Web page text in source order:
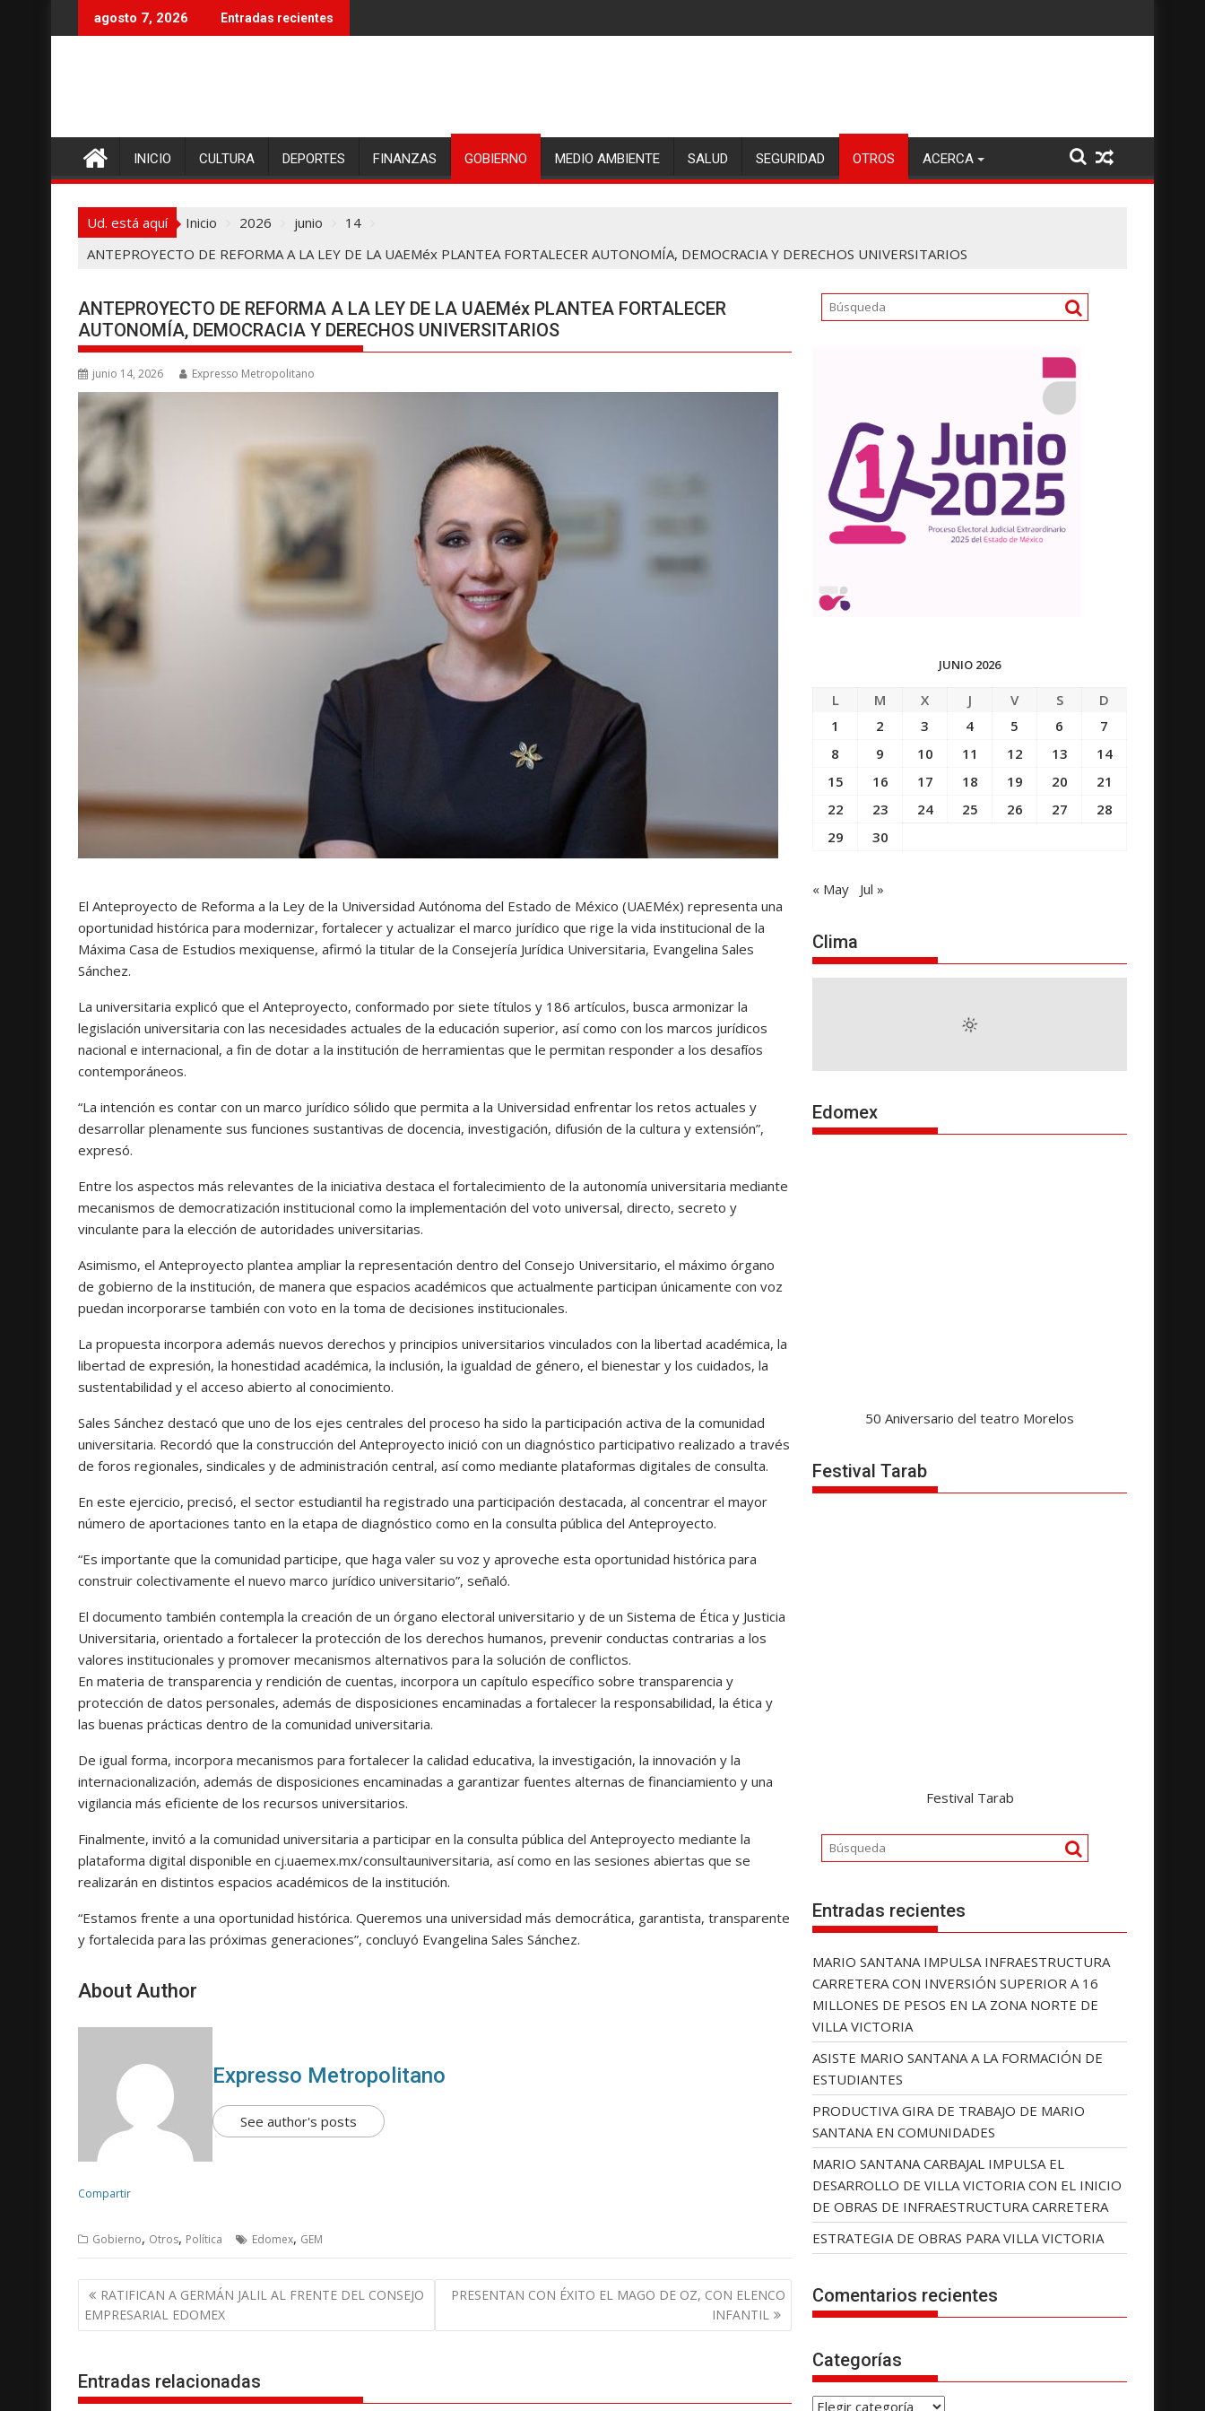
r
n
e
agosto 7, 2026 Entradas recientes
INICIO CULTURA DEPORTES FINANZAS GOBIERNO MEDIO AMBIENTE SALUD SEGURIDAD OTROS ACERCA
Ud. está aquí Inicio 2026 junio
14
ANTEPROYECTO DE REFORMA A LA LEY DE LA UAEMéx PLANTEA FORTALECER AUTONOMÍA, DEMOCRACIA Y DERECHOS UNIVERSITARIOS
ANTEPROYECTO DE REFORMA A LA LEY DE LA UAEMéx PLANTEA FORTALECER
AUTONOMÍA, DEMOCRACIA Y DERECHOS UNIVERSITARIOS
junio 14, 2026 Expresso Metropolitano
El Anteproyecto de Reforma a la Ley de la Universidad Autónoma del Estado de México (UAEMéx) representa una
oportunidad histórica para modernizar, fortalecer y actualizar el marco jurídico que rige la vida institucional de la
Máxima Casa de Estudios mexiquense, afirmó la titular de la Consejería Jurídica Universitaria, Evangelina Sales
Sánchez.
La universitaria explicó que el Anteproyecto, conformado por siete títulos y 186 artículos, busca armonizar la
legislación universitaria con las necesidades actuales de la educación superior, así como con los marcos jurídicos
nacional e internacional, a fin de dotar a la institución de herramientas que le permitan responder a los desafíos
contemporáneos.
“La intención es contar con un marco jurídico sólido que permita a la Universidad enfrentar los retos actuales y
desarrollar plenamente sus funciones sustantivas de docencia, investigación, difusión de la cultura y extensión”,
expresó.
Entre los aspectos más relevantes de la iniciativa destaca el fortalecimiento de la autonomía universitaria mediante
mecanismos de democratización institucional como la implementación del voto universal, directo, secreto y
vinculante para la elección de autoridades universitarias.
Asimismo, el Anteproyecto plantea ampliar la representación dentro del Consejo Universitario, el máximo órgano
de gobierno de la institución, de manera que espacios académicos que actualmente participan únicamente con voz
puedan incorporarse también con voto en la toma de decisiones institucionales.
La propuesta incorpora además nuevos derechos y principios universitarios vinculados con la libertad académica, la
libertad de expresión, la honestidad académica, la inclusión, la igualdad de género, el bienestar y los cuidados, la
sustentabilidad y el acceso abierto al conocimiento.
Sales Sánchez destacó que uno de los ejes centrales del proceso ha sido la participación activa de la comunidad
universitaria. Recordó que la construcción del Anteproyecto inició con un diagnóstico participativo realizado a través
de foros regionales, sindicales y de administración central, así como mediante plataformas digitales de consulta.
En este ejercicio, precisó, el sector estudiantil ha registrado una participación destacada, al concentrar el mayor
número de aportaciones tanto en la etapa de diagnóstico como en la consulta pública del Anteproyecto.
“Es importante que la comunidad participe, que haga valer su voz y aproveche esta oportunidad histórica para
construir colectivamente el nuevo marco jurídico universitario”, señaló.
El documento también contempla la creación de un órgano electoral universitario y de un Sistema de Ética y Justicia
Universitaria, orientado a fortalecer la protección de los derechos humanos, prevenir conductas contrarias a los
valores institucionales y promover mecanismos alternativos para la solución de conflictos.
En materia de transparencia y rendición de cuentas, incorpora un capítulo específico sobre transparencia y
protección de datos personales, además de disposiciones encaminadas a fortalecer la responsabilidad, la ética y
las buenas prácticas dentro de la comunidad universitaria.
De igual forma, incorpora mecanismos para fortalecer la calidad educativa, la investigación, la innovación y la
internacionalización, además de disposiciones encaminadas a garantizar fuentes alternas de financiamiento y una
vigilancia más eficiente de los recursos universitarios.
Finalmente, invitó a la comunidad universitaria a participar en la consulta pública del Anteproyecto mediante la
plataforma digital disponible en cj.uaemex.mx/consultauniversitaria, así como en las sesiones abiertas que se
realizarán en distintos espacios académicos de la institución.
“Estamos frente a una oportunidad histórica. Queremos una universidad más democrática, garantista, transparente
y fortalecida para las próximas generaciones”, concluyó Evangelina Sales Sánchez.
About Author
Expresso Metropolitano
See author's posts
Compartir
Gobierno, Otros, Política Edomex, GEM
N
a
v
g
RATIFICAN A GERMÁN JALIL AL FRENTE DEL CONSEJO
EMPRESARIAL EDOMEX
PRESENTAN CON ÉXITO EL MAGO DE OZ, CON ELENCO
INFANTIL
Entradas relacionadas
JUNIO 2026
L M X J V S
D
1
2 3 4 5 6
7
8
9 10 11 12 13
14
15
16 17 18 19 20
21
22
23 24 25 26 27
28
29
30
« May Jul »
Clima
Edomex
50 Aniversario del teatro Morelos
Festival Tarab
Festival Tarab
Entradas recientes
MARIO SANTANA IMPULSA INFRAESTRUCTURA
CARRETERA CON INVERSIÓN SUPERIOR A 16
MILLONES DE PESOS EN LA ZONA NORTE DE
VILLA VICTORIA
ASISTE MARIO SANTANA A LA FORMACIÓN DE
ESTUDIANTES
PRODUCTIVA GIRA DE TRABAJO DE MARIO
SANTANA EN COMUNIDADES
MARIO SANTANA CARBAJAL IMPULSA EL
DESARROLLO DE VILLA VICTORIA CON EL INICIO
DE OBRAS DE INFRAESTRUCTURA CARRETERA
ESTRATEGIA DE OBRAS PARA VILLA VICTORIA
Comentarios recientes
Categorías
C